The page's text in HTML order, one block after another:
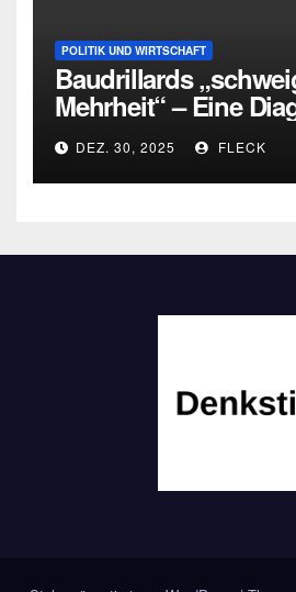
POLITIK UND WIRTSCHAFT
Baudrillards
Mehrheit“ – Eine
heute
DEZ. 30, 2025 FLECK